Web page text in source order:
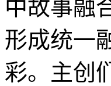
中故事融
形成统一
彩。主创